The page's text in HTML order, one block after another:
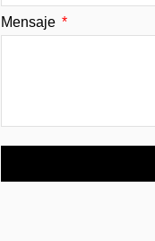
Mensaje